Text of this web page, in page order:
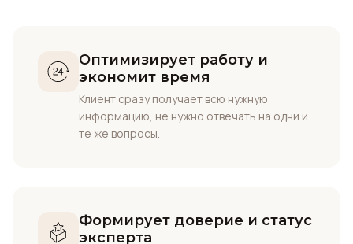
Оптимизирует работу и
экономит время
Клиент сразу получает всю нужную
информацию, не нужно отвечать на одни и
те же вопросы.
Формирует доверие и статус
эксперта